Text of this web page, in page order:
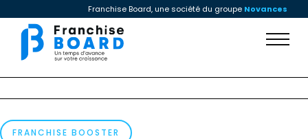
Franchise Board, une société du groupe Novances
FRANCHISE BOOSTER